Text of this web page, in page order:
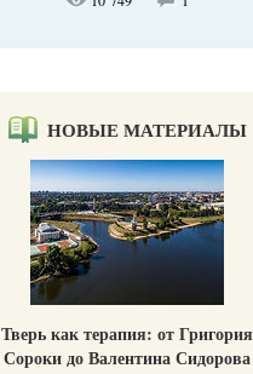
НОВЫЕ МАТЕРИАЛЫ
Тверь как терапия: от Григория
Сороки до Валентина Сидорова